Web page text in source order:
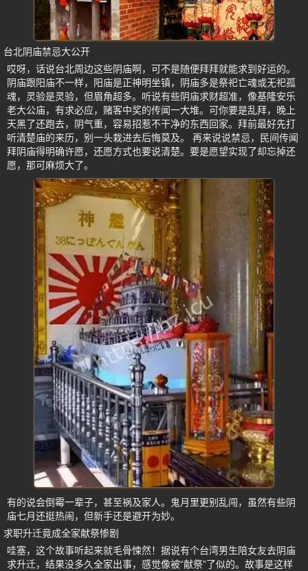
台北阴庙禁忌大公开
哎呀，话说台北周边这些阴庙啊，可不是随便拜拜就能求到好运的。
阴庙跟阳庙不一样，阳庙是正神明坐镇，阴庙多是祭祀亡魂或无祀孤
魂，灵验是灵验，但眉角超多。听说有些阴庙求财超准，像基隆安乐
老大公庙，有求必应，赌客中奖的传闻一大堆。可你要是乱拜，晚上
天黑了还跑去，阴气重，容易招惹不干净的东西回家。拜前最好先打
听清楚庙的来历，别一头栽进去后悔莫及。 再来说说禁忌，民间传闻
拜阴庙得明确许愿，还愿方式也要说清楚。要是愿望实现了却忘掉还
愿，那可麻烦大了。
有的说会倒霉一辈子，甚至祸及家人。鬼月里更别乱闯，虽然有些阴
庙七月还挺热闹，但新手还是避开为妙。
求职升迁竟成全家献祭惨剧
哇塞，这个故事听起来就毛骨悚然！据说有个台湾男生陪女友去阴庙
求升迁，结果没多久全家出事，感觉像被“献祭”了似的。故事是这样